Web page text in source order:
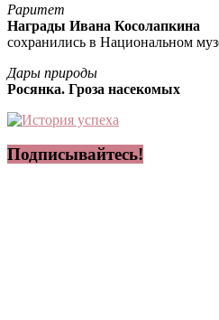
Раритет
Награды Ивана Косолапкина
сохранились в Национальном
Дары природы
Росянка. Гроза насекомых
Подписывайтесь!